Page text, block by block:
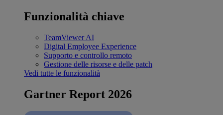
Funzionalità chiave
TeamViewer AI
Digital Employee Experience
Supporto e controllo remoto
Gestione delle risorse e delle patch
Vedi tutte le funzionalità
Gartner Report 2026